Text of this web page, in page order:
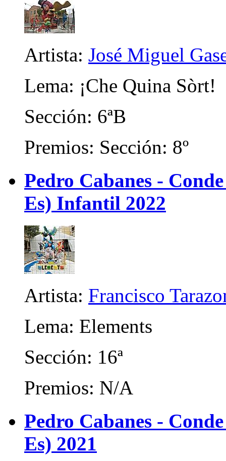
Artista: José Miguel
Lema: ¡Che Quina Sòrt!
Sección: 6ªB
Premios: Sección: 8º
Pedro Cabanes -
Es) Infantil 2022
Artista: Francisco
Lema: Elements
Sección: 16ª
Premios: N/A
Pedro Cabanes -
Es) 2021